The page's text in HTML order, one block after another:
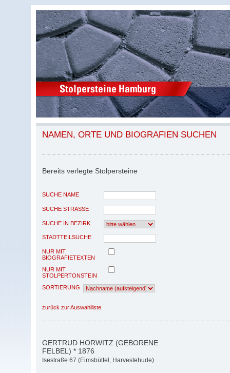
NAMEN, ORTE UND BIOGRAFIEN SUCHEN
Bereits verlegte Stolpersteine
SUCHE NAME
SUCHE STRASSE
SUCHE IN BEZIRK
STADTTEILSUCHE
NUR MIT
BIOGRAFIETEXTEN
NUR MIT
STOLPERTONSTEIN
SORTIERUNG
zurück zur Auswahlliste
GERTRUD HORWITZ (GEBORENE
FELBEL) * 1876
Isestraße 67 (Eimsbüttel, Harvestehude)